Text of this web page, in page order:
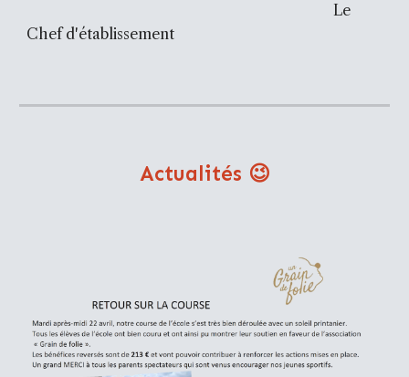
Le
Chef d'établissement
Actualités 😉